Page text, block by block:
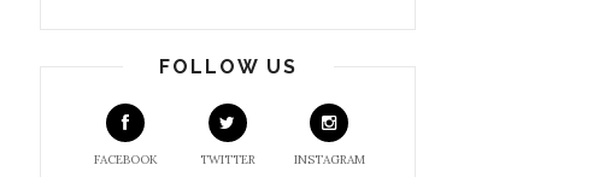
FOLLOW US
FACEBOOK TWITTER INSTAGRAM